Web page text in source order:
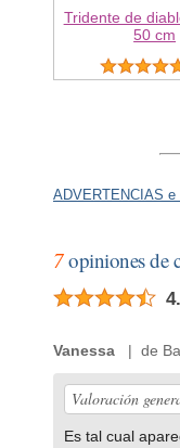
Tridente de
50 cm
ADVERTENCIAS e
7opiniones de
Vanessa | de
Valoración
Es tal cual